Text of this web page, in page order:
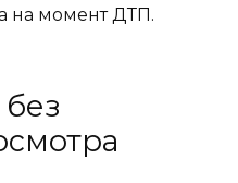
на момент ДТП.